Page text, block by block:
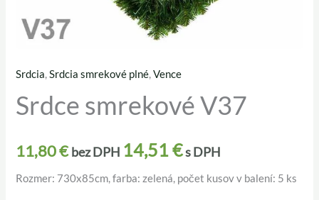
Srdcia,Srdcia smrekové plné,Vence
Srdce smrekové V37
11,80€ bez DPH 14,51€s DPH
Rozmer: 730x85cm, farba: zelená, počet kusov v balení: 5 ks
množstvo
Srdce
smrekové